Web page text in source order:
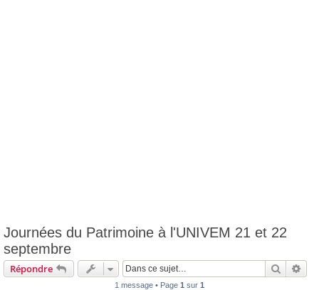
Journées du Patrimoine à l'UNIVEM 21 et 22
septembre
Répondre
1 message • Page 1 sur 1